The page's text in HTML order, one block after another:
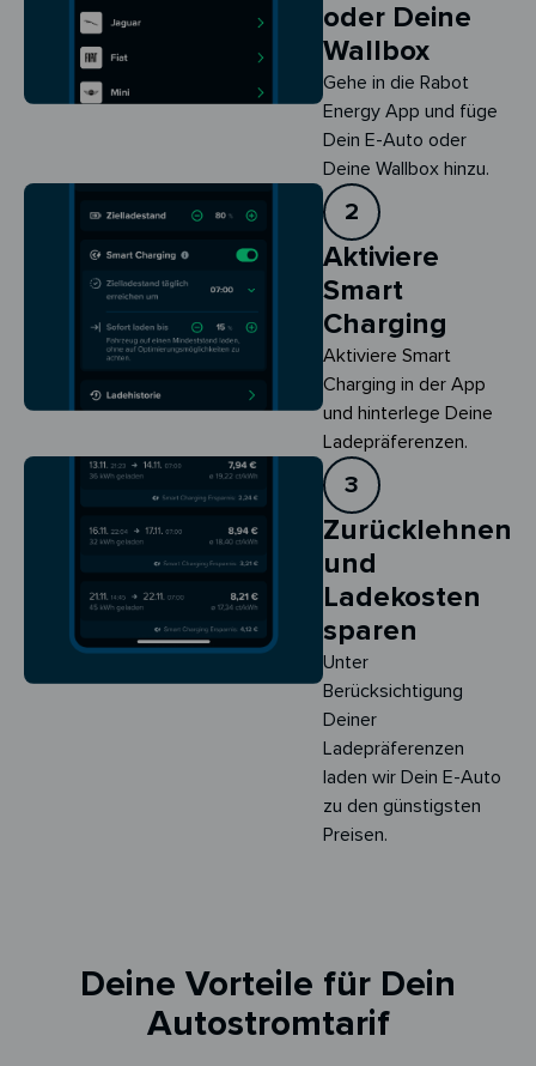
oder Deine
Wallbox
Gehe in die Rabot
Energy App und füge
Dein E-Auto oder
Deine Wallbox hinzu.
2
Aktiviere
Smart
Charging
Aktiviere Smart
Charging in der App
und hinterlege Deine
Ladepräferenzen.
3
Zurücklehnen
und
Ladekosten
sparen
Unter
Berücksichtigung
Deiner
Ladepräferenzen
laden wir Dein E-Auto
zu den günstigsten
Preisen.
Deine Vorteile für Dein
Autostromtarif